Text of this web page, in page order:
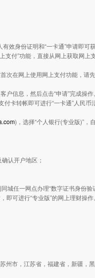
效身份证明和“一卡通”申请即
付”功能，直接从网上获取网
次在网上使用网上支付功能，请先
信息，然后点击“申请”完成操
卡转帐即可进行“一卡通”人民币
)，选择“个人银行(专业版)”，
认开户地区；
城任一网点办理“数字证书身份验
可进行“专业版”的网上理财操作。
州市，江苏省，福建省，新疆，黑